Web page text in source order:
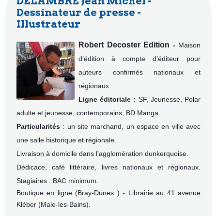
Dessinateur de presse -
Illustrateur
Robert Decoster Edition - Maison
d’édition à compte d’éditeur pour
auteurs confirmés nationaux et
régionaux.
Ligne éditoriale : SF, Jeunesse, Polar
adulte et jeunesse, contemporains, BD Manga.
Particularités : un site marchand, un espace en ville avec
une salle historique et régionale.
Livraison à domicile dans l’agglomération dunkerquoise.
Dédicace, café littéraire, livres nationaux et régionaux.
Stagiaires : BAC minimum.
Boutique en ligne (Bray-Dunes ) - Librairie au 41 avenue
Kléber (Malo-les-Bains).